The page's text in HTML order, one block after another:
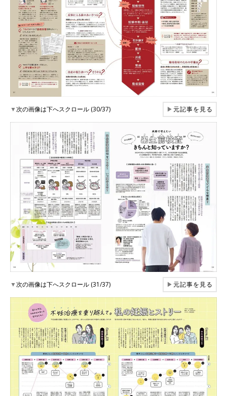
▼次の画像は下へスクロール (30/37) ▶元記事を見る
▼次の画像は下へスクロール (31/37) ▶元記事を見る